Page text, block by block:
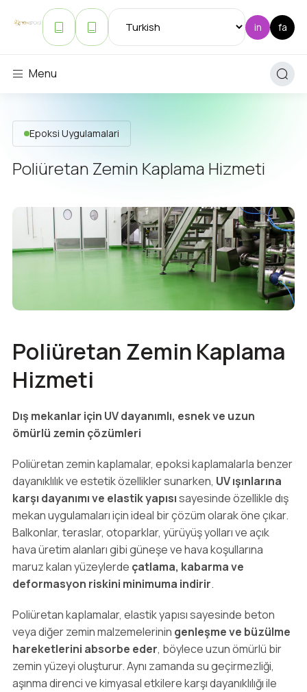
Menu
Epoksi Uygulamalari
Poliüretan Zemin Kaplama Hizmeti
Poliüretan Zemin Kaplama
Hizmeti
Dış mekanlar için UV dayanımlı, esnek ve uzun
ömürlü zemin çözümleri
Poliüretan zemin kaplamalar, epoksi kaplamalarla benzer
dayanıklılık ve estetik özellikler sunarken, UV ışınlarına
karşı dayanımı ve elastik yapısısayesinde özellikle dış
mekan uygulamaları için ideal bir çözüm olarak öne çıkar.
Balkonlar, teraslar, otoparklar, yürüyüş yolları ve açık
hava üretim alanları gibi güneşe ve hava koşullarına
maruz kalan yüzeylerde çatlama, kabarma ve
deformasyon riskini minimuma indirir.
Poliüretan kaplamalar, elastik yapısı sayesinde beton
veya diğer zemin malzemelerinin genleşme ve büzülme
hareketlerini absorbe eder, böylece uzun ömürlü bir
zemin yüzeyi oluşturur. Aynı zamanda su geçirmezliği,
aşınma direnci ve kimyasal etkilere karşı dayanıklılığı ile